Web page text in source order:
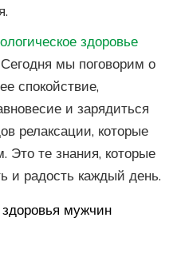
здоровье
мы поговорим о
спокойствие,
и зарядиться
релаксации, которые
Это те знания, которые
и радость каждый день.
мужчин